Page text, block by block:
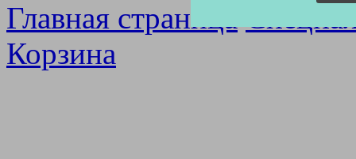
Главная страница
Корзина